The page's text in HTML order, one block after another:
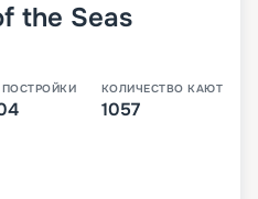
the Seas
КОЛИЧЕСТВО КАЮТ
1057